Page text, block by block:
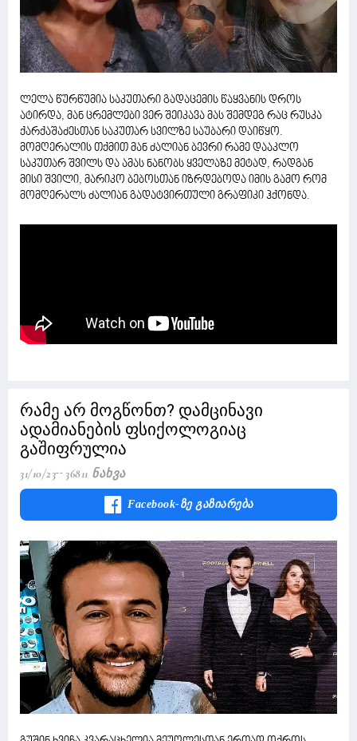
ლელა წურწუმია საკუთარი გადაცემის წაყვანის დროს
ატირდა, მან ცრემლები ვერ შეიკავა მას შემდეგ რაც რუსკა
ქარქაშაძესთან საკუთარ სვილზე საუბარი დაიწყო.
მომღერალის თქმით მან ძალიან ბევრი რამე დააკლო
საკუთარ შვილს და ამას ნანობს ყველაზე მეტად, რადგან
მისი შვილი, მარიკო ბებოსთან იზრდებოდა იმის გამო რომ
მომღერალს ძალიან გადატვირთული გრაფიკი ჰქონდა.
რამე არ მოგწონთ? დამცინავი
ადამიანების ფსიქოლოგიაც
გაშიფრულია
31/10/23 36811 Ნახვა
Facebook-Ზე Გაზიარება